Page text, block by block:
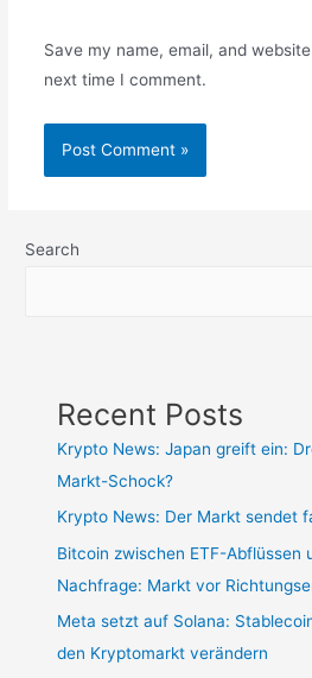
Save my name, email, and
next time I comment.
Search
Recent Posts
Krypto News: Japan greift ein:
Markt-Schock?
Krypto News: Der Markt sendet
Bitcoin zwischen ETF-Abflüssen
Nachfrage: Markt vor
Meta setzt auf Solana:
den Kryptomarkt verändern